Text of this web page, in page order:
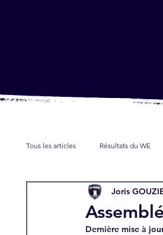
Tous les articles Résultats du WE
Partenaires
Joris
Dernière mise à